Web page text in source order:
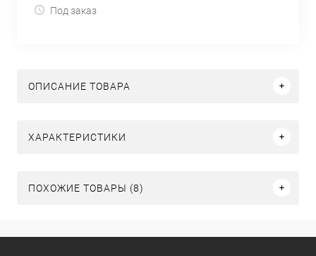
Под заказ
ОПИСАНИЕ ТОВАРА
ХАРАКТЕРИСТИКИ
ПОХОЖИЕ ТОВАРЫ (8)